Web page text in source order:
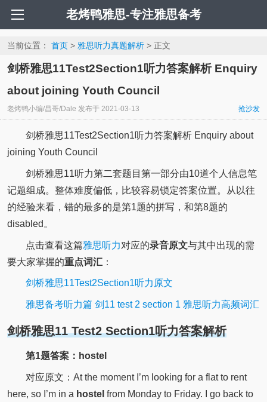
老烤鸭雅思-专注雅思备考
当前位置： 首页> 雅思听力真题解析> 正文
剑桥雅思11Test2Section1听力答案解析 Enquiry
about joining Youth Council
老烤鸭小编/昌哥/Dale 发布于 2021-03-13 抢沙发
剑桥雅思11Test2Section1听力答案解析 Enquiry about
joining Youth Council
剑桥雅思11听力第二套题目第一部分由10道个人信息笔
记题组成。整体难度偏低，比较容易锁定答案位置。从以往
的经验来看，错的最多的是第1题的拼写，和第8题的
disabled。
点击查看这篇雅思听力对应的录音原文与其中出现的需
要大家掌握的重点词汇：
剑桥雅思11Test2Section1听力原文
雅思备考听力篇 剑11 test 2 section 1 雅思听力高频词汇
剑桥雅思11 Test2 Section1听力答案解析
第1题答案：hostel
对应原文： At the moment I’m looking for a flat to rent
here, so I’m in a hostel from Monday to Friday.
I go back to